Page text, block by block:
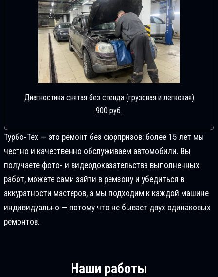
Диагностика снятая без стенда (грузовая и легковая)
900 руб.
Турбо-Тех — это ремонт без сюрпризов: более 15 лет мы
честно и качественно обслуживаем автомобили. Вы
получаете фото- и видеодоказательства выполненных
работ, можете сами зайти в ремзону и убедиться в
аккуратности мастеров, а мы подходим к каждой машине
индивидуально — потому что не бывает двух одинаковых
ремонтов.
Наши работы